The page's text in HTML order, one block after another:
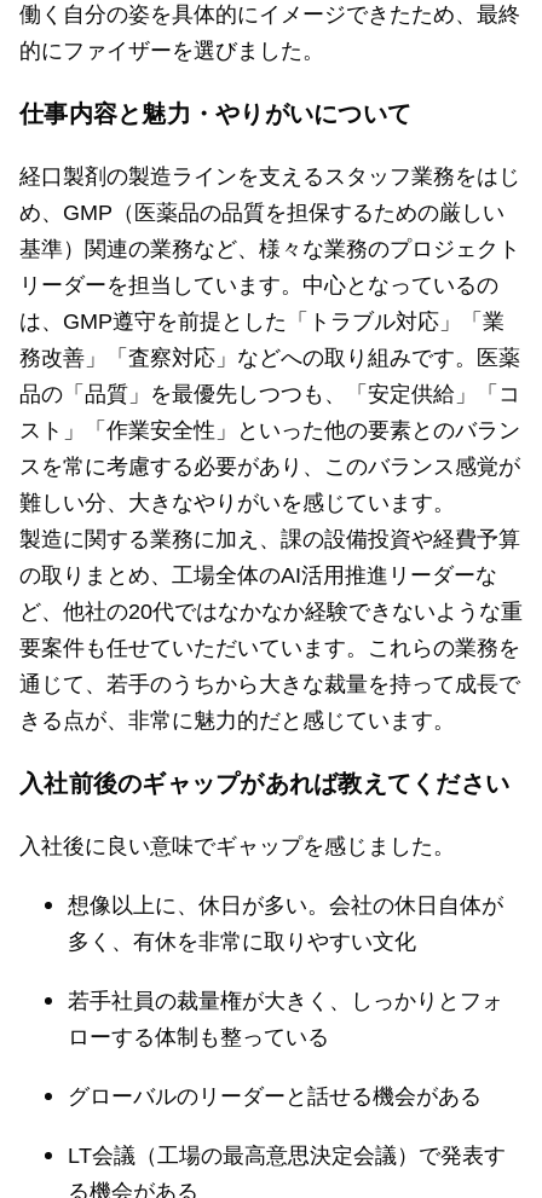
働く自分の姿を具体的にイメージできたため、最終
的にファイザーを選びました。
仕事内容と魅力・やりがいについて
経口製剤の製造ラインを支えるスタッフ業務をはじ
め、GMP（医薬品の品質を担保するための厳しい
基準）関連の業務など、様々な業務のプロジェクト
リーダーを担当しています。中心となっているの
は、GMP遵守を前提とした「トラブル対応」「業
務改善」「査察対応」などへの取り組みです。医薬
品の「品質」を最優先しつつも、「安定供給」「コ
スト」「作業安全性」といった他の要素とのバラン
スを常に考慮する必要があり、このバランス感覚が
難しい分、大きなやりがいを感じています。
製造に関する業務に加え、課の設備投資や経費予算
の取りまとめ、工場全体のAI活用推進リーダーな
ど、他社の20代ではなかなか経験できないような重
要案件も任せていただいています。これらの業務を
通じて、若手のうちから大きな裁量を持って成長で
きる点が、非常に魅力的だと感じています。
入社前後のギャップがあれば教えてください
入社後に良い意味でギャップを感じました。
想像以上に、休日が多い。会社の休日自体が
多く、有休を非常に取りやすい文化
若手社員の裁量権が大きく、しっかりとフォ
ローする体制も整っている
グローバルのリーダーと話せる機会がある
LT会議（工場の最高意思決定会議）で発表す
る機会がある